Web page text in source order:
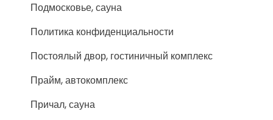
Подмосковье, сауна
Политика конфиденциальности
Постоялый двор, гостиничный комплекс
Прайм, автокомплекс
Причал, сауна